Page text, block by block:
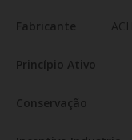
Fabricante
Princípio Ativo
Conservação